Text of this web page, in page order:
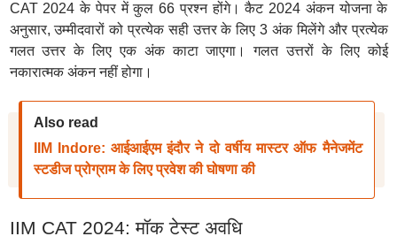
CAT 2024 के पेपर में कुल 66 प्रश्न होंगे। कैट 2024 अंकन योजना के
अनुसार, उम्मीदवारों को प्रत्येक सही उत्तर के लिए 3 अंक मिलेंगे और प्रत्येक
गलत उत्तर के लिए एक अंक काटा जाएगा। गलत उत्तरों के लिए कोई
नकारात्मक अंकन नहीं होगा।
Also read
IIM Indore: आईआईएम इंदौर ने दो वर्षीय मास्टर ऑफ मैनेजमेंट
स्टडीज प्रोग्राम के लिए प्रवेश की घोषणा की
IIM CAT 2024: मॉक टेस्ट अवधि